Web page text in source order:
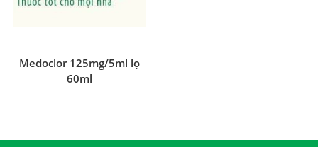
Medoclor 125mg/5ml lọ
60ml